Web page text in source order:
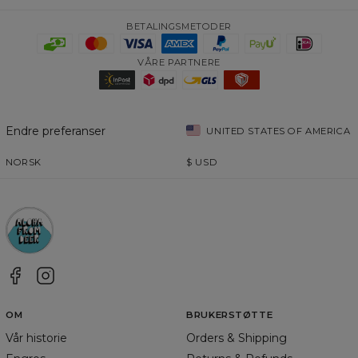
BETALINGSMETODER
VÅRE PARTNERE
Endre preferanser UNITED STATES OF AMERICA
NORSK $ USD
OM
Vår historie
BRUKERSTØTTE
Orders & Shipping